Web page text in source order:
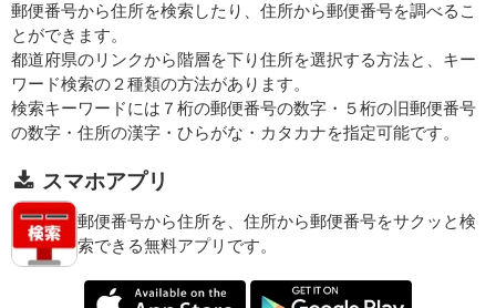
郵便番号から住所を検索したり、住所から郵便番号を調べるこ
とができます。
都道府県のリンクから階層を下り住所を選択する方法と、キー
ワード検索の２種類の方法があります。
検索キーワードには７桁の郵便番号の数字・５桁の旧郵便番号
の数字・住所の漢字・ひらがな・カタカナを指定可能です。
スマホアプリ
郵便番号から住所を、住所から郵便番号をサクッと検
索できる無料アプリです。